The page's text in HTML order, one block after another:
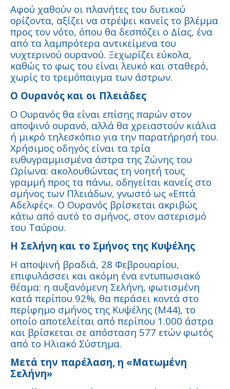
Αφού χαθούν οι πλανήτες του δυτικού
ορίζοντα, αξίζει να στρέψει κανείς το βλέμμα
προς τον νότο, όπου θα δεσπόζει ο Δίας, ένα
από τα λαμπρότερα αντικείμενα του
νυχτερινού ουρανού. Ξεχωρίζει εύκολα,
καθώς το φως του είναι λευκό και σταθερό,
χωρίς το τρεμόπαιγμα των άστρων.
Ο Ουρανός και οι Πλειάδες
Ο Ουρανός θα είναι επίσης παρών στον
αποψινό ουρανό, αλλά θα χρειαστούν κιάλια
ή μικρό τηλεσκόπιο για την παρατήρησή του.
Χρήσιμος οδηγός είναι τα τρία
ευθυγραμμισμένα άστρα της Ζώνης του
Ωρίωνα: ακολουθώντας τη νοητή τους
γραμμή προς τα πάνω, οδηγείται κανείς στο
σμήνος των Πλειάδων, γνωστό ως «Επτά
Αδελφές». Ο Ουρανός βρίσκεται ακριβώς
κάτω από αυτό το σμήνος, στον αστερισμό
του Ταύρου.
Η Σελήνη και το Σμήνος της Κυψέλης
Η αποψινή βραδιά, 28 Φεβρουαρίου,
επιφυλάσσει και ακόμη ένα εντυπωσιακό
θέαμα: η αυξανόμενη Σελήνη, φωτισμένη
κατά περίπου 92%, θα περάσει κοντά στο
περίφημο σμήνος της Κυψέλης (M44), το
οποίο αποτελείται από περίπου 1.000 άστρα
και βρίσκεται σε απόσταση 577 ετών φωτός
από το Ηλιακό Σύστημα.
Μετά την παρέλαση, η «Ματωμένη
Σελήνη»